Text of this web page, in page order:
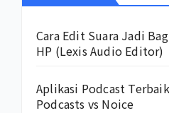
Cara Edit Suara Jadi
HP (Lexis Audio Editor)
Aplikasi Podcast
Podcasts vs Noice